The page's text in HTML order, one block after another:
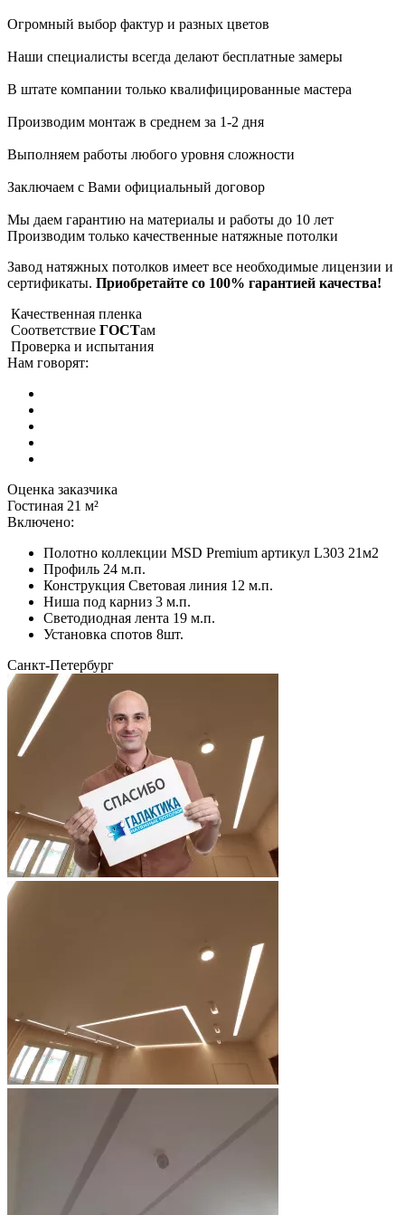
Огромный выбор фактур и разных цветов
Наши специалисты всегда делают бесплатные замеры
В штате компании только квалифицированные мастера
Производим монтаж в среднем за 1-2 дня
Выполняем работы любого уровня сложности
Заключаем с Вами официальный договор
Мы даем гарантию на материалы и работы до 10 лет
Производим только качественные натяжные потолки
Завод натяжных потолков имеет все необходимые лицензии и
сертификаты. Приобретайте со 100% гарантией качества!
Качественная пленка
Соответствие ГОСТам
Проверка и испытания
Нам говорят:
Оценка заказчика
Гостиная 21 м²
Включено:
Полотно коллекции MSD Premium артикул L303 21м2
Профиль 24 м.п.
Конструкция Световая линия 12 м.п.
Ниша под карниз 3 м.п.
Светодиодная лента 19 м.п.
Установка спотов 8шт.
Санкт-Петербург